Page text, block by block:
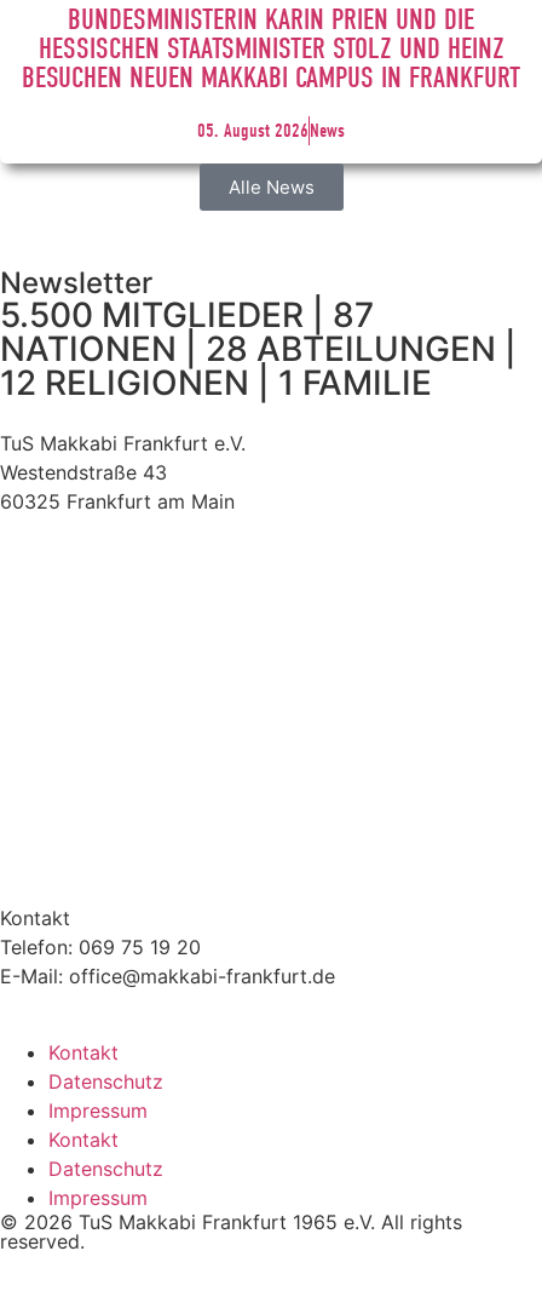
BUNDESMINISTERIN KARIN PRIEN UND DIE
HESSISCHEN STAATSMINISTER STOLZ UND HEINZ
BESUCHEN NEUEN MAKKABI CAMPUS IN FRANKFURT
05. August 2026News
Alle News
Newsletter
5.500 MITGLIEDER | 87
NATIONEN | 28 ABTEILUNGEN |
12 RELIGIONEN | 1 FAMILIE
TuS Makkabi Frankfurt e.V.
Westendstraße 43
60325 Frankfurt am Main
Kontakt
Telefon: 069 75 19 20
E-Mail: office@makkabi-frankfurt.de
Kontakt
Datenschutz
Impressum
Kontakt
Datenschutz
Impressum
© 2026 TuS Makkabi Frankfurt 1965 e.V. All rights
reserved.